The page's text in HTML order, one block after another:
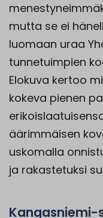
mutta se ei
luomaan uraa
tunnetuimpien
Elokuva kertoo
kokeva pienen
äärimmäisen
uskomalla
ja rakastetuksi
Kangasniemi-